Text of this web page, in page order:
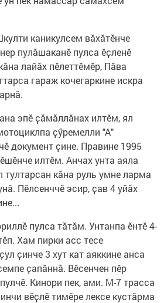
каникулсем вӑхӑтӗнче
пулӑшаканӗ пулса ӗҫленӗ
лайӑх пӗлеттӗмӗр, Пӑва
гараж кочегаркине искра
эпӗ ҫӑмӑллӑнах илтӗм, ял
ҫӳремелли "А"
документ ҫине. Правине 1995
илтӗм. Анчах унта аяла
тултарсан кӑна руль умне ларма
Пӗлсенччӗ эсир, ҫав 4 уйӑх
пулса тӑтӑм. Унтанпа ӗнтӗ 4-
Хам пирки асс тесе
ҫинче 3 хут кат аяккине анса
ҫапӑннӑ. Вӗсенчен пӗр
Кинори пек, ами. М-7 трасса
вӗҫлӗ тимӗре лексе кустӑрма